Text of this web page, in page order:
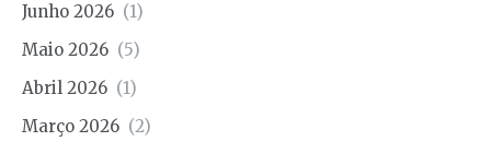
Junho 2026 (1)
Maio 2026 (5)
Abril 2026 (1)
Março 2026 (2)